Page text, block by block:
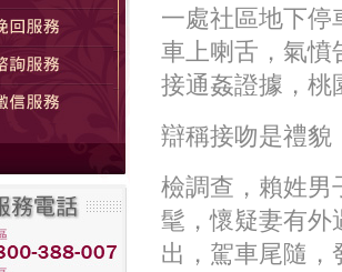
一處社區地下停
車上喇舌，氣憤
接通姦證據，桃
辯稱接吻是禮貌
檢調查，賴姓男
髦，懷疑妻有外
出，駕車尾隨，